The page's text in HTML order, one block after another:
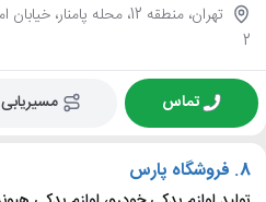
تهران، منطقه 12، محله
2
تماس مسیریابی
8. فروشگاه پارس